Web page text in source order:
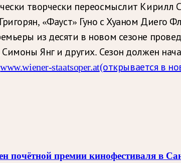
творчески переосмыслит
«Фауст» Гуно с Хуаном
из десяти в новом сезоне
Янг и других. Сезон должен
www.wiener-staatsoper.at(открывается в
почётной премии кинофестиваля в